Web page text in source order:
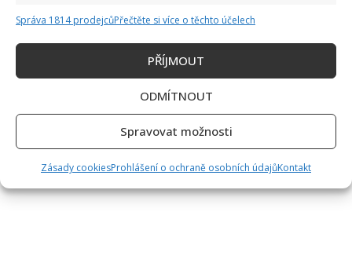
Správa 1814 prodejcůPřečtěte si více o těchto účelech
PŘÍJMOUT
ODMÍTNOUT
Spravovat možnosti
Zásady cookiesProhlášení o ochraně osobních údajůKontakt